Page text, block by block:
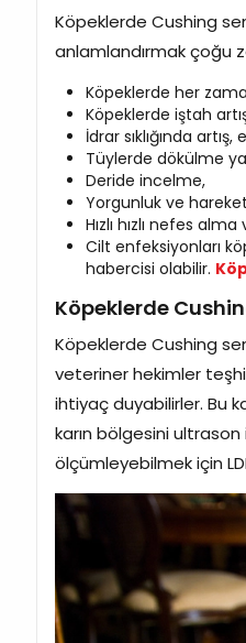
Köpeklerde Cushing
anlamlandırmak çoğu
Köpeklerde her
Köpeklerde iştah
İdrar sıklığında
Tüylerde dökülme
Deride incelme,
Yorgunluk ve
Hızlı hızlı nefes alma
Cilt enfeksiyonları
habercisi olabilir.
Köpeklerde
Köpeklerde Cushing
veteriner hekimler
ihtiyaç duyabilirler. Bu
karın bölgesini
ölçümleyebilmek için